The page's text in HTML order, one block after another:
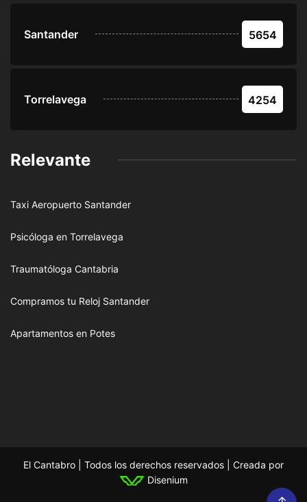
Santander 5654
Torrelavega 4254
Relevante
Taxi Aeropuerto Santander
Psicóloga en Torrelavega
Traumatóloga Cantabria
Compramos tu Reloj Santander
Apartamentos en Potes
El Cantabro | Todos los derechos reservados | Creada por
Disenium